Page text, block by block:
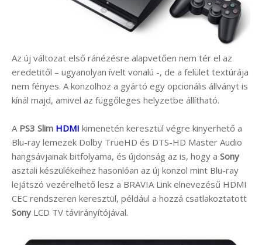
Az új változat első ránézésre alapvetően nem tér el az
eredetitől – ugyanolyan ívelt vonalú -, de a felület textúrája
nem fényes. A konzolhoz a gyártó egy opcionális állványt is
kínál majd, amivel az függőleges helyzetbe állítható.
A PS3 Slim HDMI kimenetén keresztül végre kinyerhető a
Blu-ray lemezek Dolby TrueHD és DTS-HD Master Audio
hangsávjainak bitfolyama, és újdonság az is, hogy a Sony
asztali készülékeihez hasonlóan az új konzol mint Blu-ray
lejátszó vezérelhető lesz a BRAVIA Link elnevezésű HDMI
CEC rendszeren keresztül, például a hozzá csatlakoztatott
Sony LCD TV távirányítójával.